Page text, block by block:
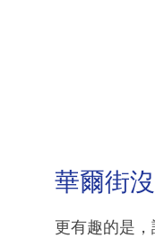
華爾街
更有趣的是